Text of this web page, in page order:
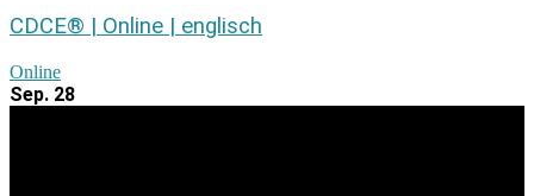
CDCE® | Online | englisch
Online
Sep. 28